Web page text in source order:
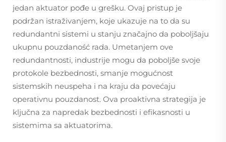
jedan aktuator pođe u grešku. Ovaj pristup je
podržan istraživanjem, koje ukazuje na to da su
redundantni sistemi u stanju značajno da poboljšaju
ukupnu pouzdaność rada. Umetanjem ove
redundantnosti, industrije mogu da poboljše svoje
protokole bezbednosti, smanje mogućnost
sistemskih neuspeha i na kraju da povećaju
operativnu pouzdanost. Ova proaktivna strategija je
ključna za napredak bezbednosti i efikasnosti u
sistemima sa aktuatorima.